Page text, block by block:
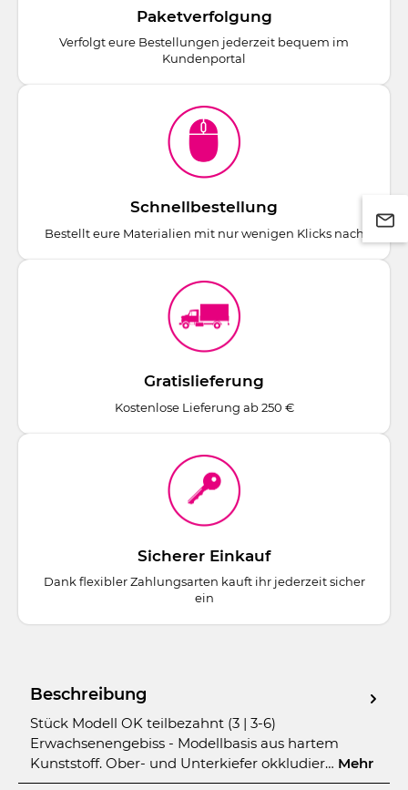
Paketverfolgung
Verfolgt eure Bestellungen jederzeit bequem im
Kundenportal
Schnellbestellung
Bestellt eure Materialien mit nur wenigen Klicks nach
Gratislieferung
Kostenlose Lieferung ab 250 €
Sicherer Einkauf
Dank flexibler Zahlungsarten kauft ihr jederzeit sicher
ein
Beschreibung
Stück Modell OK teilbezahnt (3 | 3-6)
Erwachsenengebiss - Modellbasis aus hartem
Kunststoff. Ober- und Unterkiefer okkludier… Mehr